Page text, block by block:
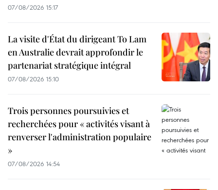
07/08/2026 15:17
La visite d'État du dirigeant To Lam
en Australie devrait approfondir le
partenariat stratégique intégral
07/08/2026 15:10
Trois personnes poursuivies et
recherchées pour « activités visant à
renverser l'administration populaire
»
07/08/2026 14:54